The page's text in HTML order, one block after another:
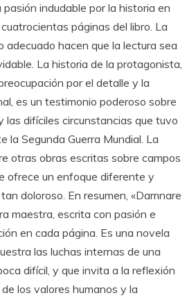
indudable por la historia en
páginas del libro. La
adecuado hacen que la lectura sea
La historia de la protagonista,
por el detalle y la
es un testimonio poderoso sobre
las difíciles circunstancias que tuvo
la Segunda Guerra Mundial. La
otras obras escritas sobre campos
ofrece un enfoque diferente y
doloroso. En resumen, «Damnare
maestra, escrita con pasión e
en cada página. Es una novela
las luchas internas de una
difícil, y que invita a la reflexión
los valores humanos y la